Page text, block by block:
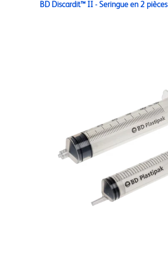
BD Discardit™ II - Seringue en 2 pièces